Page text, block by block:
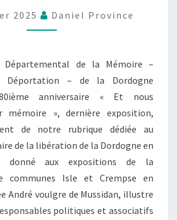
2025 Daniel Province
Départemental de la Mémoire –
Déportation – de la Dordogne
anniversaire « Et nous
mémoire », dernière exposition,
de notre rubrique dédiée au
de la libération de la Dordogne en
donné aux expositions de la
communes Isle et Crempse en
André voulgre de Mussidan, illustre
politiques et associatifs